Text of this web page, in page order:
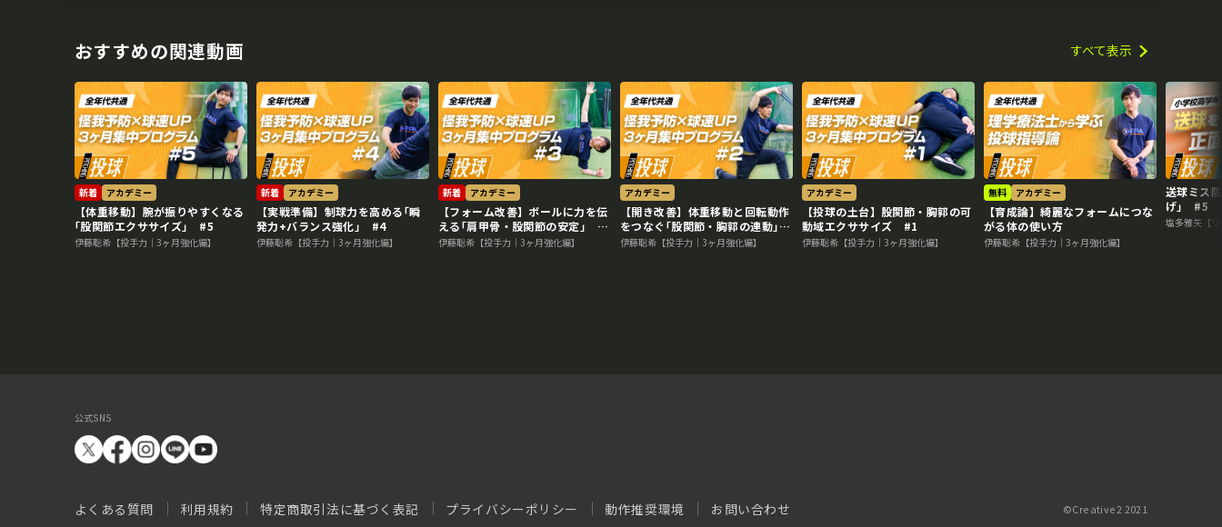
おすすめの関連動画 すべて表示
新着 アカデミー
【体重移動】腕が振りやすくなる
｢股関節エクササイズ｣ #5
伊藤聡希【投手力｜3ヶ月強化編】
新着 アカデミー
【実戦準備】制球力を高める｢瞬
発力+バランス強化｣ #4
伊藤聡希【投手力｜3ヶ月強化編】
新着 アカデミー
【フォーム改善】ボールに力を伝
える｢肩甲骨・股関節の安定｣
#3
伊藤聡希【投手力｜3ヶ月強化編】
アカデミー
【開き改善】体重移動と回転動作
をつなぐ｢股関節・胸郭の連動｣
#2
伊藤聡希【投手力｜3ヶ月強化編】
アカデミー
【投球の土台】股関節・胸郭の可
動域エクササイズ #1
伊藤聡希【投手力｜3ヶ月強化編】
無料 アカデミー
【育成論】綺麗なフォームにつな
がる体の使い方
伊藤聡希【投手力｜3ヶ月強化編】
送球ミス
げ｣ #5
塩多雅矢【
公式SNS
よくある質問 利用規約 特定商取引法に基づく表記 プライバシーポリシー 動作推奨環境 お問い合わせ ©️Creative2 2021